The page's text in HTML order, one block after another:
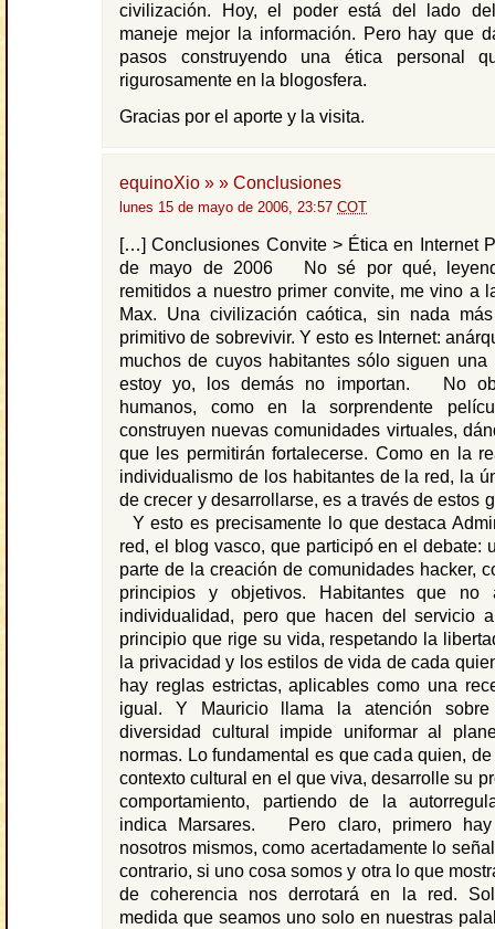
civilización. Hoy, el poder está del lado
maneje mejor la información. Pero hay que
pasos construyendo una ética personal
rigurosamente en la blogosfera.
Gracias por el aporte y la visita.
equinoXio » » Conclusiones
lunes 15 de mayo de 2006, 23:57 COT
[…] Conclusiones Convite > Ética en Internet
de mayo de 2006 No sé por qué,
remitidos a nuestro primer convite, me vino a
Max. Una civilización caótica, sin nada
primitivo de sobrevivir. Y esto es Internet:
muchos de cuyos habitantes sólo siguen una
estoy yo, los demás no importan. No
humanos, como en la sorprendente
construyen nuevas comunidades virtuales,
que les permitirán fortalecerse. Como en la
individualismo de los habitantes de la red, la
de crecer y desarrollarse, es a través de estos
Y esto es precisamente lo que destaca
red, el blog vasco, que participó en el debate:
parte de la creación de comunidades hacker,
principios y objetivos. Habitantes que no
individualidad, pero que hacen del servicio
principio que rige su vida, respetando la
la privacidad y los estilos de vida de cada
hay reglas estrictas, aplicables como una
igual. Y Mauricio llama la atención sobre
diversidad cultural impide uniformar al
normas. Lo fundamental es que cada quien,
contexto cultural en el que viva, desarrolle su
comportamiento, partiendo de la
indica Marsares. Pero claro, primero
nosotros mismos, como acertadamente lo
contrario, si uno cosa somos y otra lo que
de coherencia nos derrotará en la red.
medida que seamos uno solo en nuestras